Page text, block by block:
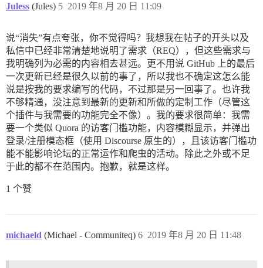
Juless (Jules) 2019 年8 月 20 日 11:09
5
说“消失”有点夸张，你不觉得吗？我想我在帖子的开头以及
私信中已经非常清楚地说明了需求（REQ），但这些需求与
我明确列为必需的内容相去甚远。更不用说 GitHub 上的最后
一次更新已经是很久以前的事了，所以我也不确定这怎么能
说是按我的要求编写的代码，不过那是另一回事了。也许我
不够精通，没注意到最新的更新和所做的定制工作（尽管这
个插件与我需要的功能完全不像）。我的要求很简单：我需
要一个类似 Quora 的访客门槛功能，内容模糊显示，并弹出
登录/注册模态框（使用 Discourse 原生的），且该访客门槛功
能不能影响论坛的正常运作和爬虫的活动。除此之外或不足
于此的都不在范围内。抱歉，就是这样。
1 个赞
michaeld (Michael - Communiteq) 2019 年8 月 20 日 11:48
6